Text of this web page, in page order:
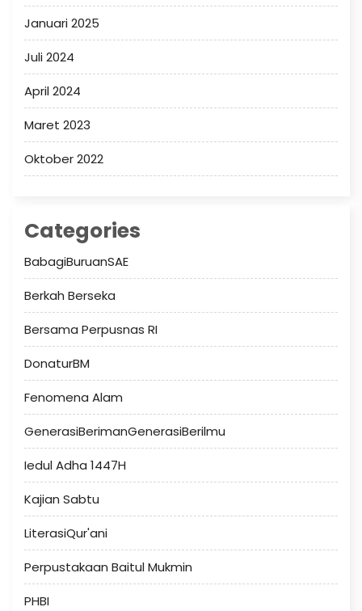
Januari 2025
Juli 2024
April 2024
Maret 2023
Oktober 2022
Categories
BabagiBuruanSAE
Berkah Berseka
Bersama Perpusnas RI
DonaturBM
Fenomena Alam
GenerasiBerimanGenerasiBerilmu
Iedul Adha 1447H
Kajian Sabtu
LiterasiQur'ani
Perpustakaan Baitul Mukmin
PHBI